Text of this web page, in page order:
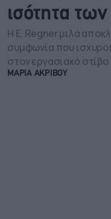
ισότητα
Η E. Regner μιλά
συμφωνία που
στον εργασιακό στίβο
ΜΑΡΙΑ ΑΚΡΙΒΟΥ